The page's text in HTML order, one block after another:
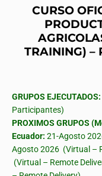
CURSO
TRAINING) –
GRUPOS EJECUTADOS:
Participantes)
PROXIMOS GRUPOS
Ecuador: 21-Agosto
Agosto 2026 (Virtual –
(Virtual – Remote